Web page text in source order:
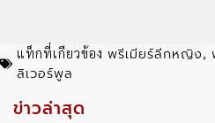
แท็กที่เกียวข้อง พรีเมียร์ลีกหญิง,
ลิเวอร์พูล
ข่าวล่าสุด